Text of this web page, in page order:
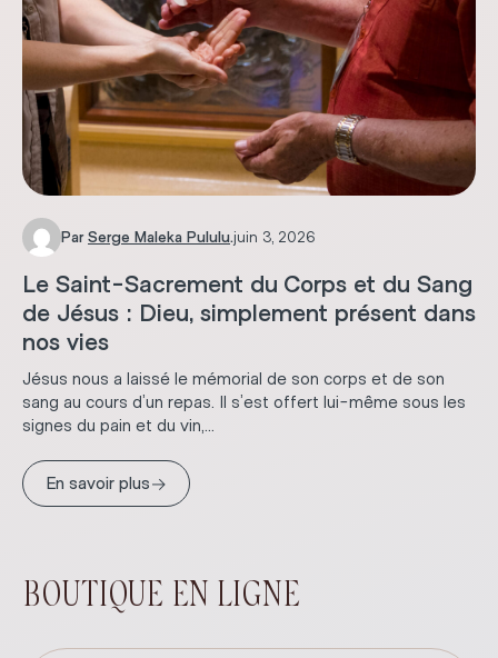
Par Serge Maleka Pululu.juin 3, 2026
Le Saint-Sacrement du Corps et du Sang
de Jésus : Dieu, simplement présent dans
nos vies
Jésus nous a laissé le mémorial de son corps et de son
sang au cours d’un repas. Il s’est offert lui-même sous les
signes du pain et du vin,...
En savoir plus→
BOUTIQUE EN LIGNE